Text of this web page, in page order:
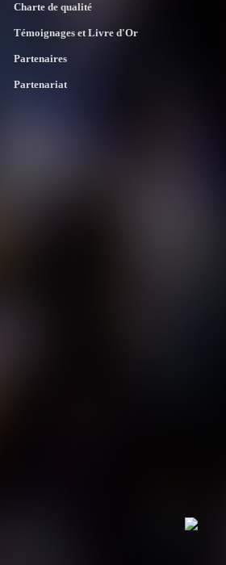
Charte de qualité
Témoignages et Livre d'Or
Partenaires
Partenariat